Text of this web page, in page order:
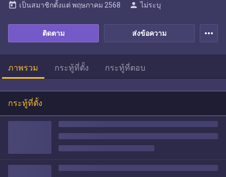
ส่งข้อความ
ติดตาม
today เป็นสมาชิกตั้งแต่ พฤษภาคม 2568 person ไม่ระบุ
more_horiz
ภาพรวม กระทู้ที่ตั้ง กระทู้ที่ตอบ
กระทู้ที่ตั้ง